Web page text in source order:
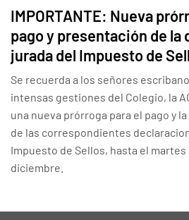
IMPORTANTE: Nueva
pago y presentación de la
jurada del Impuesto de
Se recuerda a los señores
intensas gestiones del Colegio, la
una nueva prórroga para el pago y
de las correspondientes
Impuesto de Sellos, hasta el martes
diciembre.